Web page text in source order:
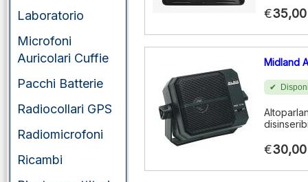
Laboratorio
Microfoni
Auricolari Cuffie
Pacchi Batterie
Radiocollari GPS
Radiomicrofoni
Ricambi
€35,00
Midland
€30,00